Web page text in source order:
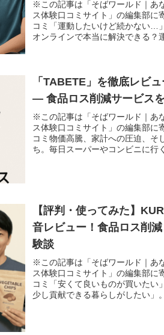
底レビュー！
※この記事は「そばワールド｜あ
ス体験口コミサイト」の編集部に
コミ「運動したいけど続かない…
オンラインで本当に解決できる？
「TABETE」を徹底レビ
― 食品ロス削減サービス
※この記事は「そばワールド｜あ
ス体験口コミサイト」の編集部に
コミ物価高騰、家計への圧迫、そ
ち。毎日スーパーやコンビニに行
【評判・使ってみた】
音レビュー！食品ロス削
験談
※この記事は「そばワールド｜あ
ス体験口コミサイト」の編集部に
コミ「安くて良いものが買いたい
少し貢献できる暮らしがしたい」